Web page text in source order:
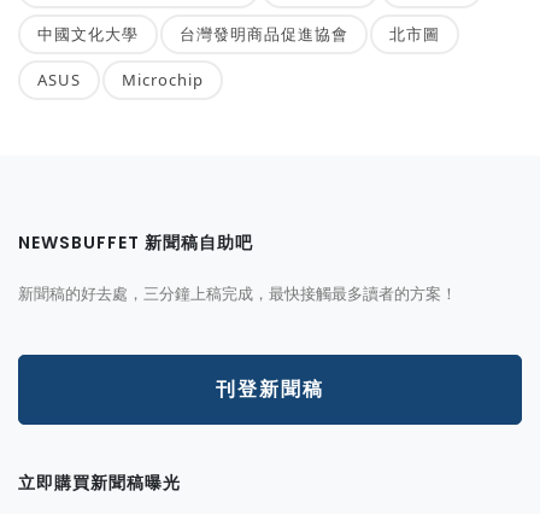
中國文化大學 台灣發明商品促進協會 北市圖
ASUS Microchip
NEWSBUFFET 新聞稿自助吧
新聞稿的好去處，三分鐘上稿完成，最快接觸最多讀者的方案！
刊登新聞稿
立即購買新聞稿曝光